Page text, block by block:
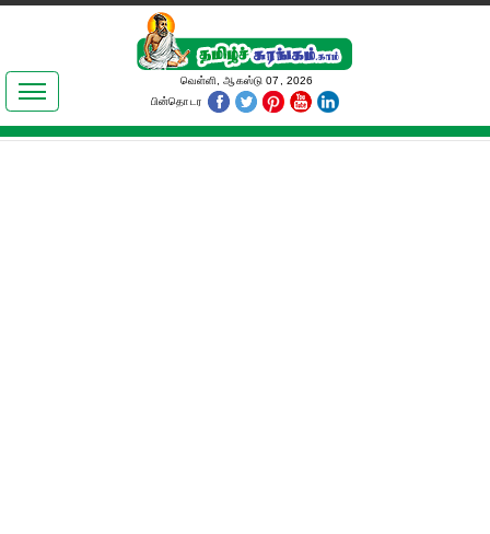
இலக்கியங்கள்
தமிழ் உலகம்
வெள்ளி, ஆகஸ்டு 07, 2026
பின்தொடர